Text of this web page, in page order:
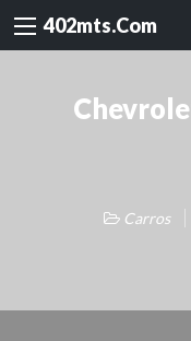
402mts.Com
Carros